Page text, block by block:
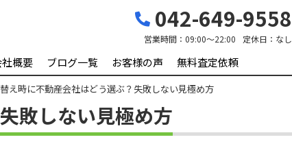
042-649-9558
営業時間： 09:00～22:00 定休日： なし
社概要 ブログ一覧 お客様の声 無料査定依頼
え時に不動産会社はどう選ぶ？失敗しない見極め方
敗しない見極め方